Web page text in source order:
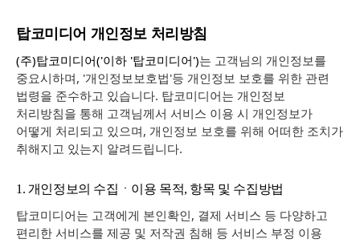
탑코미디어 개인정보 처리방침
(주)탑코미디어('이하 '탑코미디어')는 고객님의 개인정보를
중요시하며, '개인정보보호법'등 개인정보 보호를 위한 관련
법령을 준수하고 있습니다. 탑코미디어는 개인정보
처리방침을 통해 고객님께서 서비스 이용 시 개인정보가
어떻게 처리되고 있으며, 개인정보 보호를 위해 어떠한 조치가
취해지고 있는지 알려드립니다.
1. 개인정보의 수집ㆍ이용 목적, 항목 및 수집방법
탑코미디어는 고객에게 본인확인, 결제 서비스 등 다양하고
편리한 서비스를 제공 및 저작권 침해 등 서비스 부정 이용